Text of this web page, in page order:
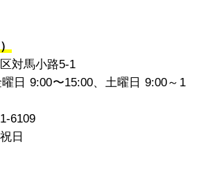
対馬小路5-1
日 9:00〜15:00、土曜日 9:00～1
6109
日